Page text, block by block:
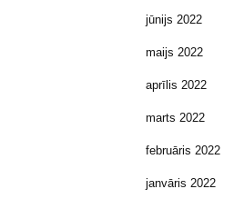
jūnijs 2022
maijs 2022
aprīlis 2022
marts 2022
februāris 2022
janvāris 2022